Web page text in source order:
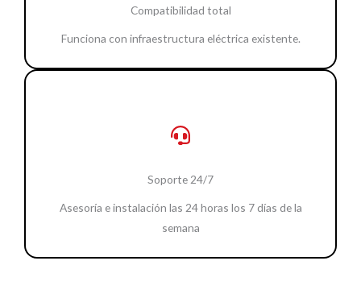
Compatibilidad total
Funciona con infraestructura eléctrica existente.
Soporte 24/7
Asesoría e instalación las 24 horas los 7 días de la
semana